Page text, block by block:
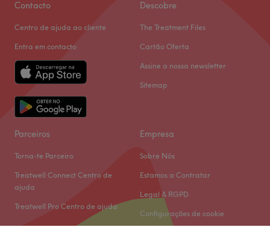
Contacto
Centro de ajuda ao cliente
Entra em contacto
Descobre
The Treatment Files
Cartão Oferta
Assine a nossa newsletter
Sitemap
Parceiros
Torna-te Parceiro
Treatwell Connect Centro de
ajuda
Treatwell Pro Centro de ajuda
Empresa
Sobre Nós
Estamos a Contratar
Legal & RGPD
Configurações de cookie